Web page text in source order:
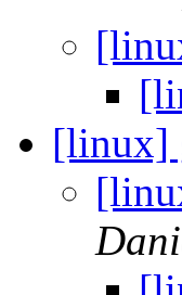
[linux]